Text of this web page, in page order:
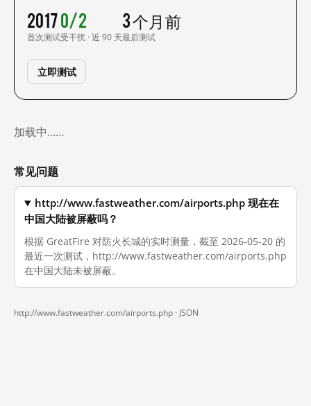
2017
首次测试
0/2
受干扰 · 近 90 天
3 个月前
最后测试
立即测试
加载中……
常见问题
http://www.fastweather.com/airports.php 现在在
中国大陆被屏蔽吗？
根据 GreatFire 对防火长城的实时测量，截至 2026-05-20 的
最近一次测试，http://www.fastweather.com/airports.php
在中国大陆未被屏蔽。
http://www.fastweather.com/airports.php · JSON